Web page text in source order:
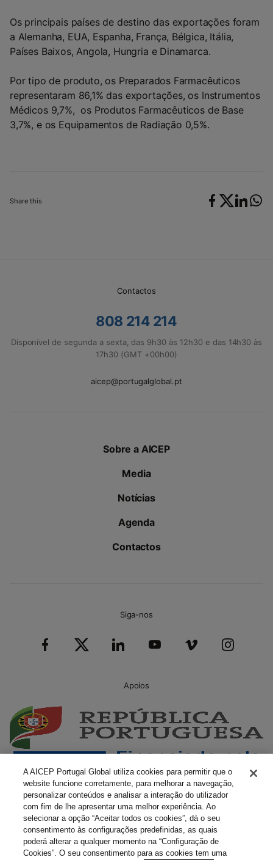
Share this
Os principais países de destino das exportações foram
a Alemanha, EUA, Espanha, França, Bélgica, Itália,
Países Baixos, Angola, Hungria e Dinamarca.
Por tipo de produto, os Preparados Farmacêuticos
representaram 86,1% das exportações, os Instrumentos
Médicos 9,7%, os Produtos Farmacêuticos de Base
3,7%, e os Equipamentos de Radiação 0,5%.
Contactos
808 214 214
Disponível de segunda a sexta, das 9h30 às 12h30 e das 14h30 às
17h30 (GMT +00h00)
aicep@portugalglobal.pt
Sobre a AICEP
Media
Notícias
Agenda
Contactos
Siga-nos
Apoios
A AICEP Portugal Global utiliza cookies para permitir que o
website funcione corretamente, para melhorar a navegação,
personalizar conteúdos e analisar a interação do utilizador
com fim de lhe apresentar uma melhor experiência. Ao
selecionar a opção “Aceitar todos os cookies”, dá o seu
consentimento às configurações predefinidas, as quais
poderá alterar a qualquer momento na “Configuração de
Cookies”. O seu consentimento para as cookies tem uma